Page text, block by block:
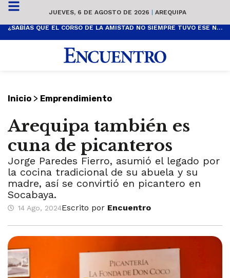
JUEVES, 6 DE AGOSTO DE 2026 | AREQUIPA
¿SABÍAS QUE EL CORSO DE LA AMISTAD NO SIEMPRE TUVO ESE NOMBRE? ESTA ES SU HISTORIA
Inicio > Emprendimiento
Arequipa también es
cuna de picanteros
Jorge Paredes Fierro, asumió el legado por
la cocina tradicional de su abuela y su
madre, así se convirtió en picantero en
Socabaya.
14 Ago, 2024Escrito por Encuentro